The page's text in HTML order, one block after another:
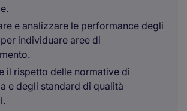
e analizzare le performance degli
individuare aree di
il rispetto delle normative di
e degli standard di qualità